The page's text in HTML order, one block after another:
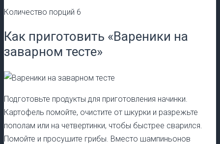
Количество порций 6
Как приготовить «Вареники на
заварном тесте»
Подготовьте продукты для приготовления начинки.
Картофель помойте, очистите от шкурки и разрежьте
пополам или на четвертинки, чтобы быстрее сварился.
Помойте и просушите грибы. Вместо шампиньонов